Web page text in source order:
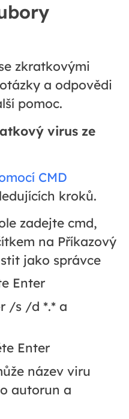
zkratkovými
a odpovědi
pomoc.
virus ze
CMD
kroků.
zadejte cmd,
na Příkazový
jako správce
Enter
/s /d *.* a
Enter
název viru
autorun a